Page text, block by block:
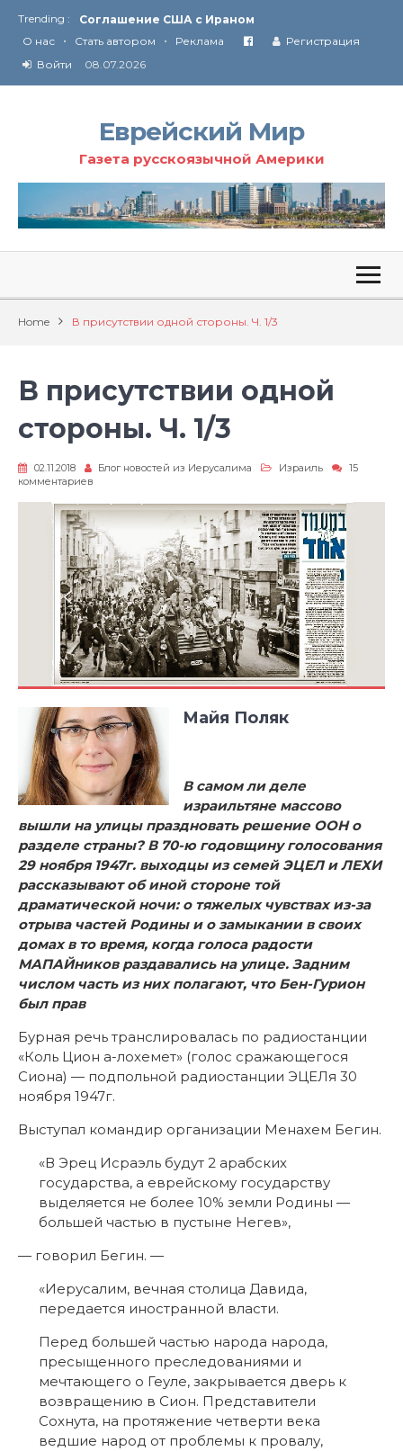
Trending :
Соглашение США с Ираном
Технология Революции в Иране
О нас • Стать автором • Реклама
Регистрация
Войти
08.07.2026
Еврейский Мир
Газета русскоязычной Америки
Home В присутствии одной стороны. Ч. 1/3
В присутствии одной
стороны. Ч. 1/3
02.11.2018 Блог новостей из Иерусалима Израиль
15
комментариев
В
одной
стороны.
Ч.
1/3
Майя Поляк
В самом ли деле
израильтяне массово
вышли на улицы праздновать решение ООН о
разделе страны? В 70-ю годовщину голосования
29 ноября 1947г. выходцы из семей ЭЦЕЛ и ЛЕХИ
рассказывают об иной стороне той
драматической ночи: о тяжелых чувствах из-за
отрыва частей Родины и о замыкании в своих
домах в то время, когда голоса радости
МАПАЙников раздавались на улице. Задним
числом часть из них полагают, что Бен-Гурион
был прав
Бурная речь транслировалась по радиостанции
«Коль Цион а-лохемет» (голос сражающегося
Сиона) — подпольной радиостанции ЭЦЕЛя 30
ноября 1947г.
Выступал командир организации Менахем Бегин.
«В Эрец Исраэль будут 2 арабских
государства, а еврейскому государству
выделяется не более 10% земли Родины —
большей частью в пустыне Негев»,
— говорил Бегин. —
«Иерусалим, вечная столица Давида,
передается иностранной власти.
Перед большей частью народа народа,
пресыщенного преследованиями и
мечтающего о Геуле, закрывается дверь к
возвращению в Сион. Представители
Сохнута, на протяжение четверти века
ведшие народ от проблемы к провалу,